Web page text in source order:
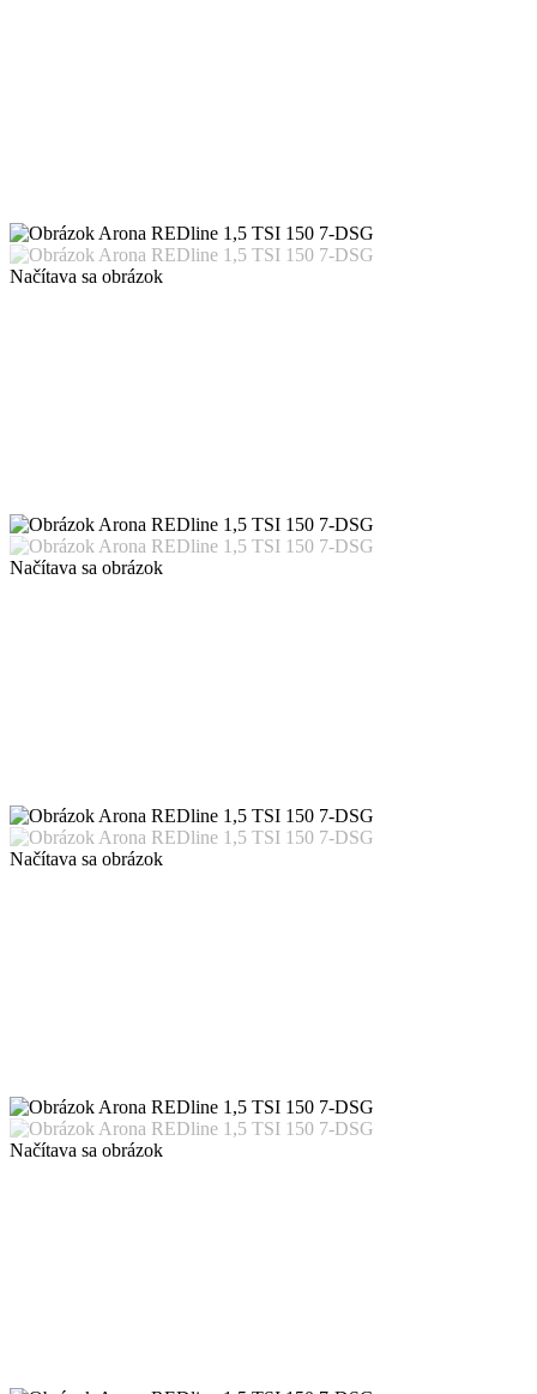
Načítava sa obrázok
Načítava sa obrázok
Načítava sa obrázok
Načítava sa obrázok